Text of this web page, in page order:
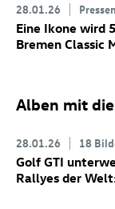
28.01.26
Eine Ikone wird
Bremen Classic
Alben mit
28.01.26 18
Golf GTI
Rallyes der